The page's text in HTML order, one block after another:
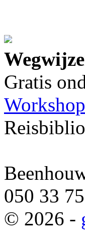
Gratis
050 33
© 2026 -